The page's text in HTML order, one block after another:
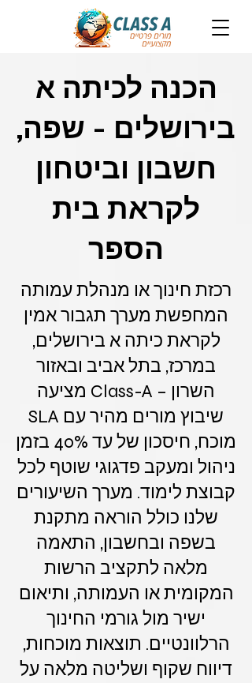
הכנה לכיתה א
בירושלים - שפה,
חשבון וביטחון
לקראת בית
הספר
רכזת חינוך או מנהלת עמותה
המחפשת מערך תגבור אמין
לקראת כיתה א בירושלים,
במרכז, בתל אביב ובאזור
השרון – Class-A מציעה
שיבוץ מורים מהיר עם SLA
מוכח, חיסכון של עד 40% בזמן
ניהול ומעקב פדגוגי שוטף לכל
קבוצת לימוד. מערך השיעורים
שלנו כולל הוראה מתקנת
בשפה ובחשבון, התאמה
מלאה לתקציב הרשות
המקומית או העמותה, ותיאום
ישיר מול גורמי החינוך
הרלוונטיים. תוצאות מוכחות,
דיווח שקוף ושליטה מלאה על